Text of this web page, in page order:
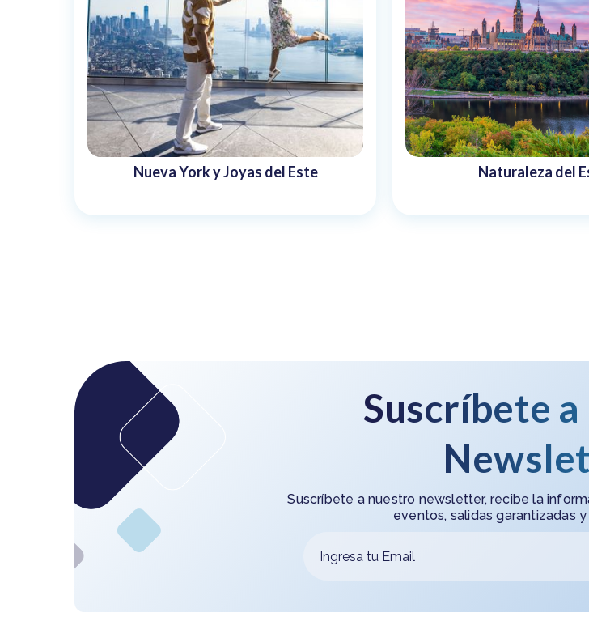
Nueva York y Joyas del Este Naturaleza del
Suscríbete
Suscríbete a nuestro newsletter, recibe la
eventos, salidas garantizadas